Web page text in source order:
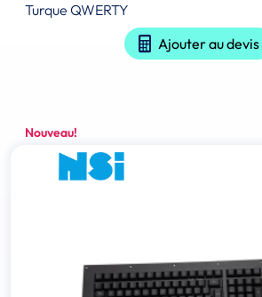
Turque QWERTY
Ajouter au devis
Nouveau!